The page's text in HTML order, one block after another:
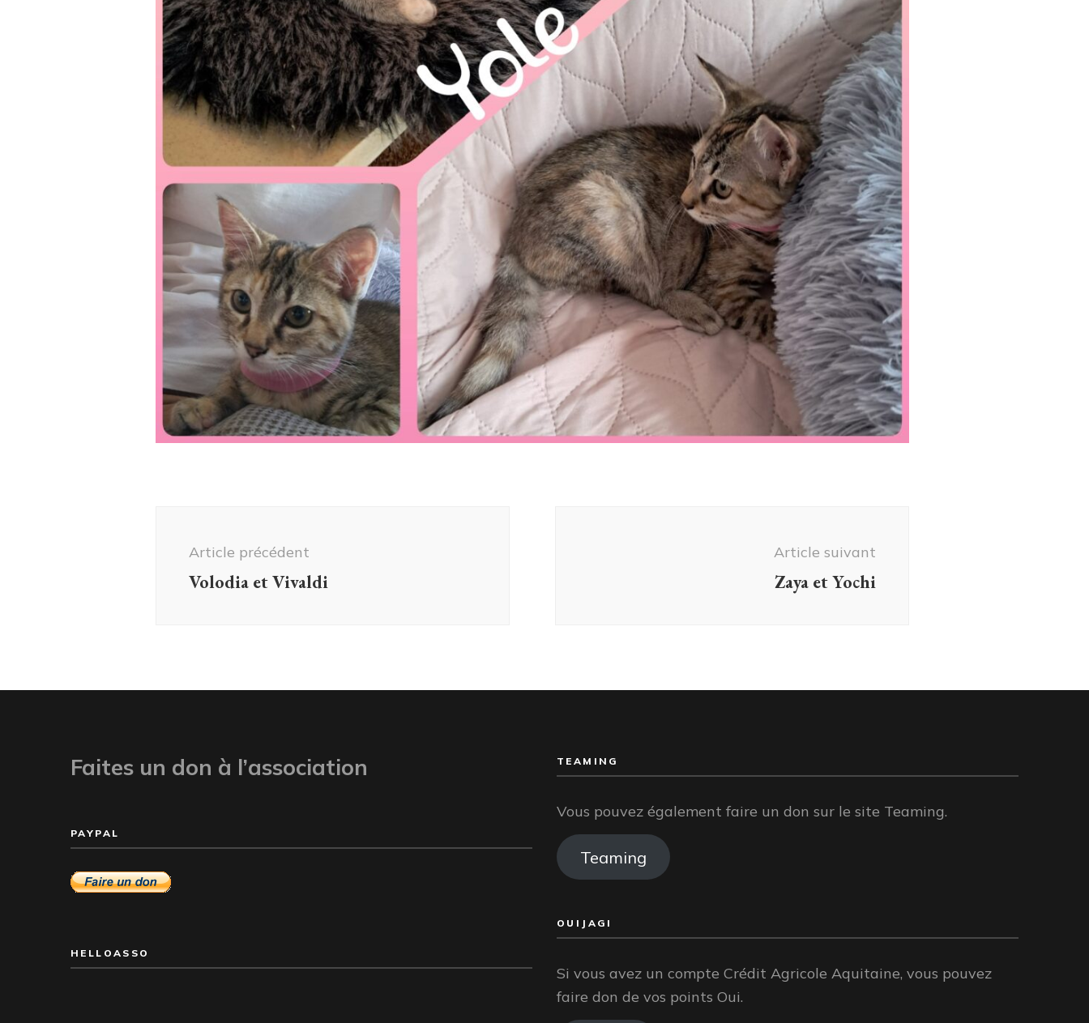
d'article
Article précédent
Volodia et Vivaldi
Article suivant
Zaya et Yochi
Faites un don à l’association
PAYPAL
HELLOASSO
TEAMING
Vous pouvez également faire un don sur le site Teaming.
Teaming
OUIJAGI
Si vous avez un compte Crédit Agricole Aquitaine, vous pouvez
faire don de vos points Oui.